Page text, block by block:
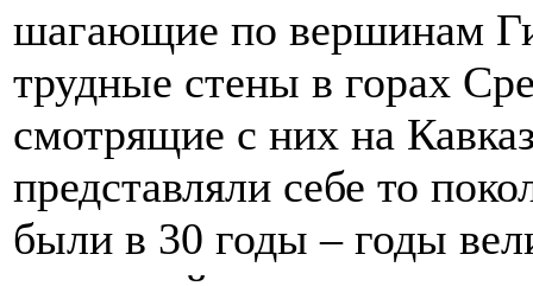
шагающие по вершинам
трудные стены в горах
смотрящие с них на
представляли себе то
были в 30 годы – годы